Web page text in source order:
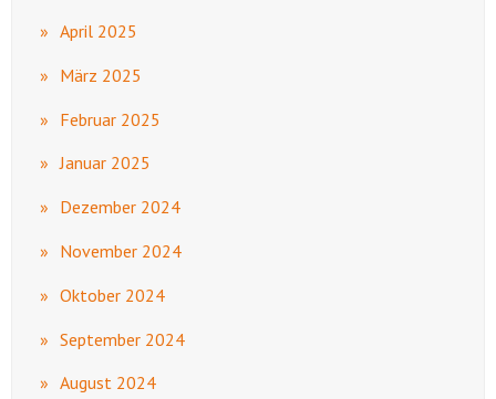
April 2025
März 2025
Februar 2025
Januar 2025
Dezember 2024
November 2024
Oktober 2024
September 2024
August 2024